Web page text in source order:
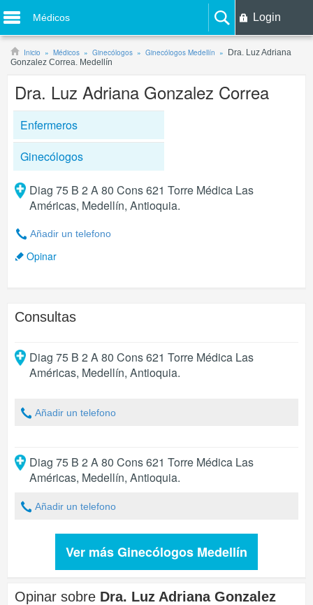
Médicos Login
Inicio Médicos Ginecólogos Ginecólogos Medellín
Dra. Luz Adriana
Gonzalez Correa. Medellín
Dra. Luz Adriana Gonzalez Correa
Enfermeros
Ginecólogos
Diag 75 B 2 A 80 Cons 621 Torre Médica Las
Américas, Medellín, Antioquia.
Añadir un telefono
Opinar
Consultas
Diag 75 B 2 A 80 Cons 621 Torre Médica Las
Américas, Medellín, Antioquia.
Añadir un telefono
Diag 75 B 2 A 80 Cons 621 Torre Médica Las
Américas, Medellín, Antioquia.
Añadir un telefono
Ver más Ginecólogos Medellín
Opinar sobre Dra. Luz Adriana Gonzalez